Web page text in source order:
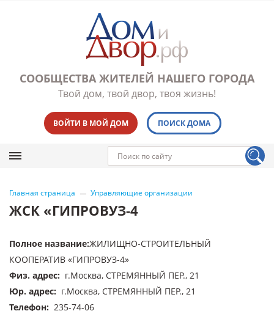
СООБЩЕСТВА ЖИТЕЛЕЙ НАШЕГО ГОРОДА
Твой дом, твой двор, твоя жизнь!
ВОЙТИ В МОЙ ДОМ ПОИСК ДОМА
Главная страница Управляющие организации
ЖСК «ГИПРОВУЗ-4
Полное название:ЖИЛИЩНО-СТРОИТЕЛЬНЫЙ
КООПЕРАТИВ «ГИПРОВУЗ-4»
Физ. адрес: г.Москва, СТРЕМЯННЫЙ ПЕР., 21
Юр. адрес: г.Москва, СТРЕМЯННЫЙ ПЕР., 21
Телефон: 235-74-06